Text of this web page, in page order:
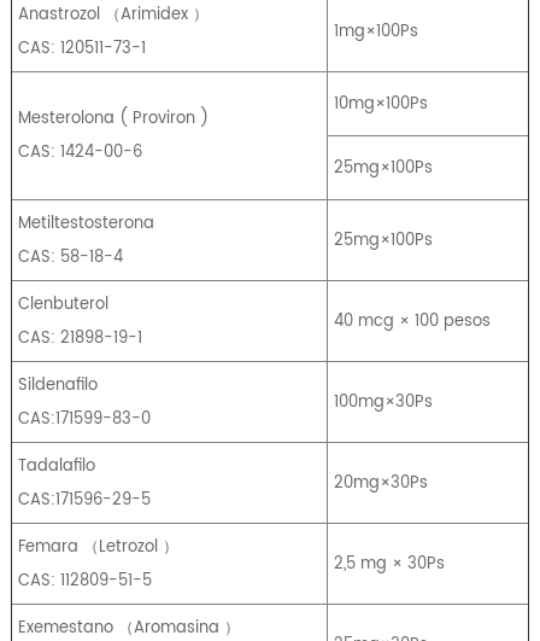
Anastrozol （Arimidex ）
CAS: 120511-73-1
1mg×100Ps
Mesterolona ( Proviron )
CAS: 1424-00-6
10mg×100Ps
25mg×100Ps
Metiltestosterona
CAS: 58-18-4
25mg×100Ps
Clenbuterol
CAS: 21898-19-1
40 mcg × 100 pesos
Sildenafilo
CAS:171599-83-0
100mg×30Ps
Tadalafilo
CAS:171596-29-5
20mg×30Ps
Femara （Letrozol ）
CAS: 112809-51-5
2,5 mg × 30Ps
Exemestano （Aromasina ）